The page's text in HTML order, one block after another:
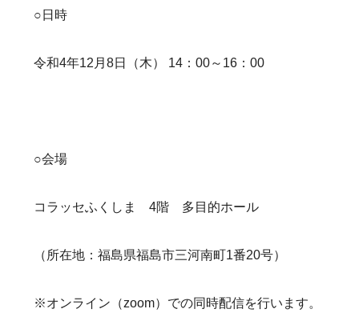
○日時
令和4年12月8日（木） 14：00～16：00
○会場
コラッセふくしま 4階 多目的ホール
（所在地：福島県福島市三河南町1番20号）
※オンライン（zoom）での同時配信を行います。